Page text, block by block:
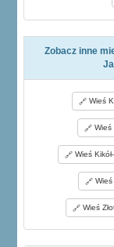
Zobacz inne
Wieś
Wieś
Wieś
Wieś
Wieś